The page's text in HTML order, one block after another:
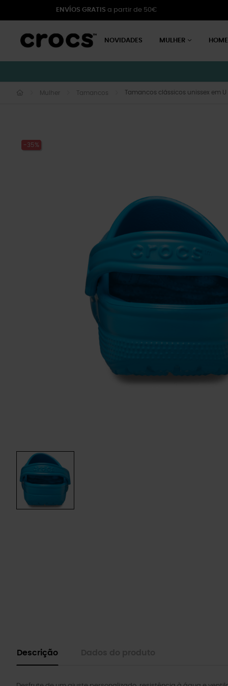
ENVÍOS GRATIS a partir de 50€
NOVIDADES MULHER
Mulher Tamancos Tamancos clássicos unissex em U
-35%
Descrição